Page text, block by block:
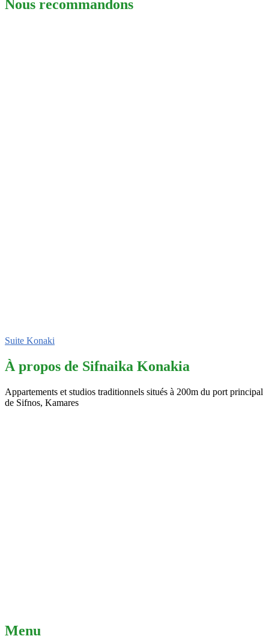
Nous recommandons
Suite Konaki
À propos de Sifnaika Konakia
Appartements et studios traditionnels situés à 200m du port principal
de Sifnos, Kamares
Menu